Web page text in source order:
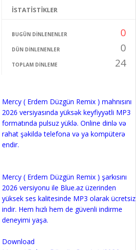
İSTATISTIKLER
BUGÜN DINLENENLER 0
DÜN DINLENENLER 0
TOPLAM DINLEME 24
Mercy ( Erdem Düzgün Remix ) mahnısını
2026 versiyasında yüksək keyfiyyətli MP3
formatında pulsuz yüklə. Online dinlə və
rahat şəkildə telefona və ya kompüterə
endir.
Mercy ( Erdem Düzgün Remix ) şarkısını
2026 versiyonu ile Blue.az üzerinden
yüksek ses kalitesinde MP3 olarak ücretsiz
indir. Hem hızlı hem de güvenli indirme
deneyimi yaşa.
Download